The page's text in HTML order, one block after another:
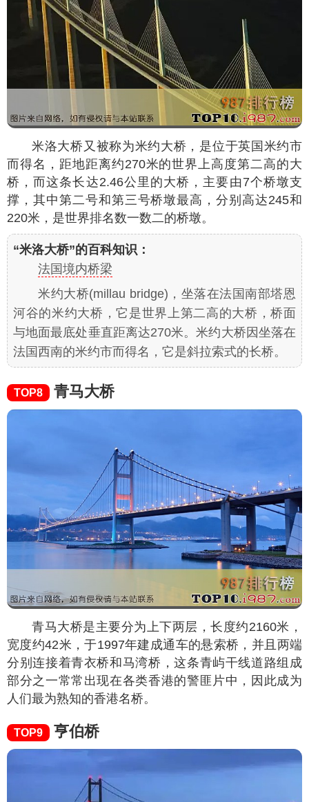
米洛大桥又被称为米约大桥，是位于英国米约市
而得名，距地距离约270米的世界上高度第二高的大
桥，而这条长达2.46公里的大桥，主要由7个桥墩支
撑，其中第二号和第三号桥墩最高，分别高达245和
220米，是世界排名数一数二的桥墩。
“米洛大桥”的百科知识：
法国境内桥梁
米约大桥(millau bridge)，坐落在法国南部塔恩
河谷的米约大桥，它是世界上第二高的大桥，桥面
与地面最底处垂直距离达270米。米约大桥因坐落在
法国西南的米约市而得名，它是斜拉索式的长桥。
TOP8 青马大桥
青马大桥是主要分为上下两层，长度约2160米，
宽度约42米，于1997年建成通车的悬索桥，并且两端
分别连接着青衣桥和马湾桥，这条青屿干线道路组成
部分之一常常出现在各类香港的警匪片中，因此成为
人们最为熟知的香港名桥。
TOP9 亨伯桥